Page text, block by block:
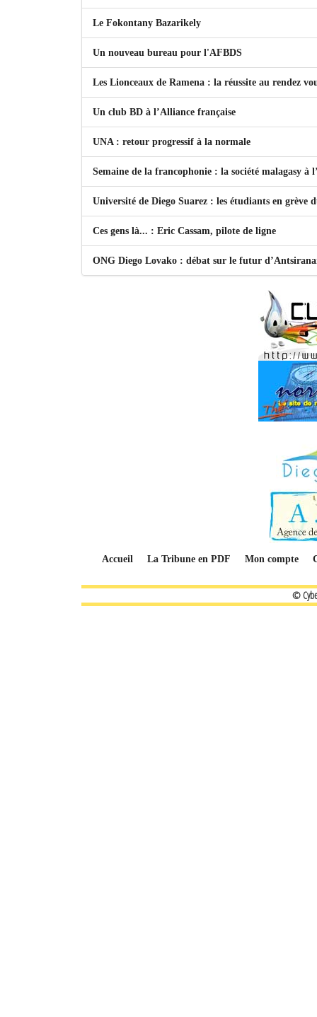
Le Fokontany Bazarikely
Un nouveau bureau pour l'AFBDS
Les Lionceaux de Ramena : la réussite au rendez
Un club BD à l’Alliance française
UNA : retour progressif à la normale
Semaine de la francophonie : la société malagasy à
Université de Diego Suarez : les étudiants en grève
Ces gens là... : Eric Cassam, pilote de ligne
ONG Diego Lovako : débat sur le futur
Accueil La Tribune en PDF Mon compte
©